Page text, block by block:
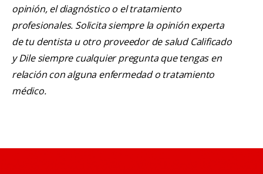
opinión, el diagnóstico o el tratamiento
profesionales. Solicita siempre la opinión experta
de tu dentista u otro proveedor de salud Calificado
y Dile siempre cualquier pregunta que tengas en
relación con alguna enfermedad o tratamiento
médico.